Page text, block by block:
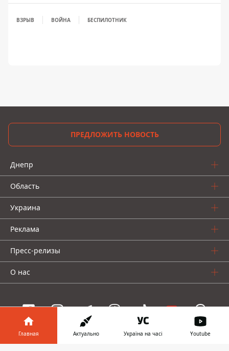
ВЗРЫВ ВОЙНА БЕСПИЛОТНИК
ПРЕДЛОЖИТЬ НОВОСТЬ
Днепр
Область
Украина
Реклама
Пресс-релизы
О нас
Главная Актуально Україна на часі Youtube